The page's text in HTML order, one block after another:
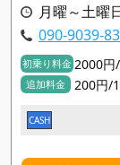
月曜～土曜
090-9039-
初乗り料金 2000円
追加料金 200円/
CASH